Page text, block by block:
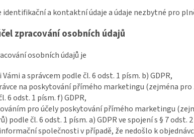
identifikační a kontaktní údaje a údaje nezbytné pro
zpracování osobních údajů
osobních údajů je
a správcem podle čl. 6 odst. 1 písm. b) GDPR,
na poskytování přímého marketingu (zejména
6 odst. 1 písm. f) GDPR,
pro účely poskytování přímého marketingu
podle čl. 6 odst. 1 písm. a) GDPR ve spojení s § 7 odst.
společnosti v případě, že nedošlo k